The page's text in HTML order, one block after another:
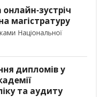
зустріч
магістратуру
Національної
дипломів у
та аудиту